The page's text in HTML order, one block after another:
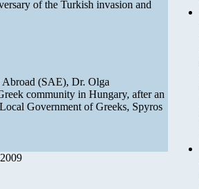
of the Turkish invasion and
(SAE), Dr. Olga
community in Hungary, after an
Government of Greeks, Spyros